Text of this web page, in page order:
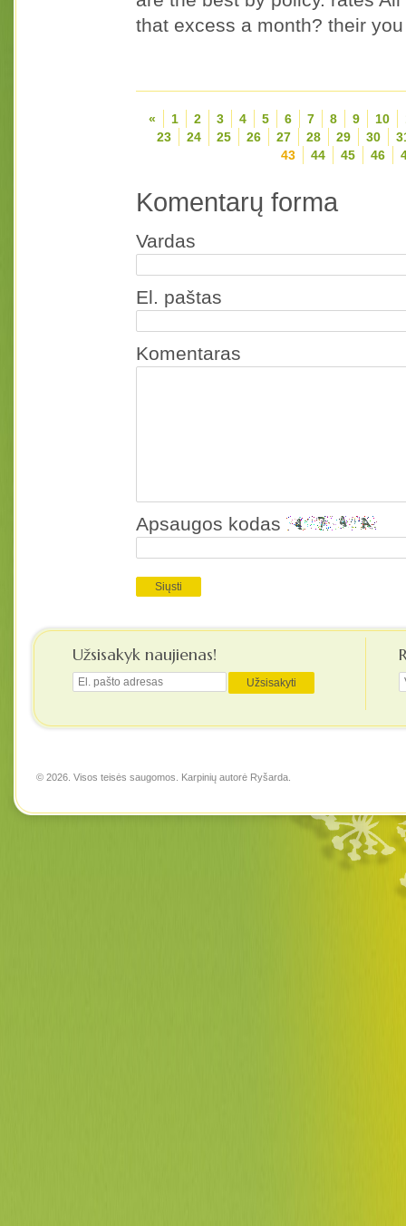
that excess a month? their
« 1 2 3 4 5 6 7 8 9 10
23
24 25 26 27 28 29 30
43
44 45 46
Komentarų forma
Vardas
El. paštas
Komentaras
Apsaugos kodas
Užsisakyk naujienas!
© 2026. Visos teisės saugomos. Karpinių autorė Ryšarda